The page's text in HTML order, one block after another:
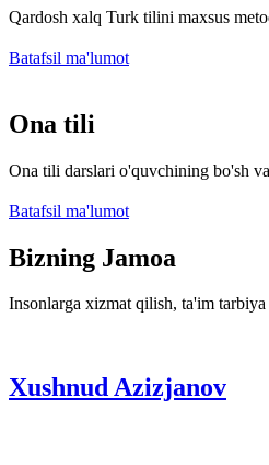
Qardosh xalq Turk tilini maxsus
Batafsil ma'lumot
Ona tili
Ona tili darslari o'quvchining bo'sh
Batafsil ma'lumot
Bizning Jamoa
Insonlarga xizmat qilish, ta'im
Xushnud Azizjanov